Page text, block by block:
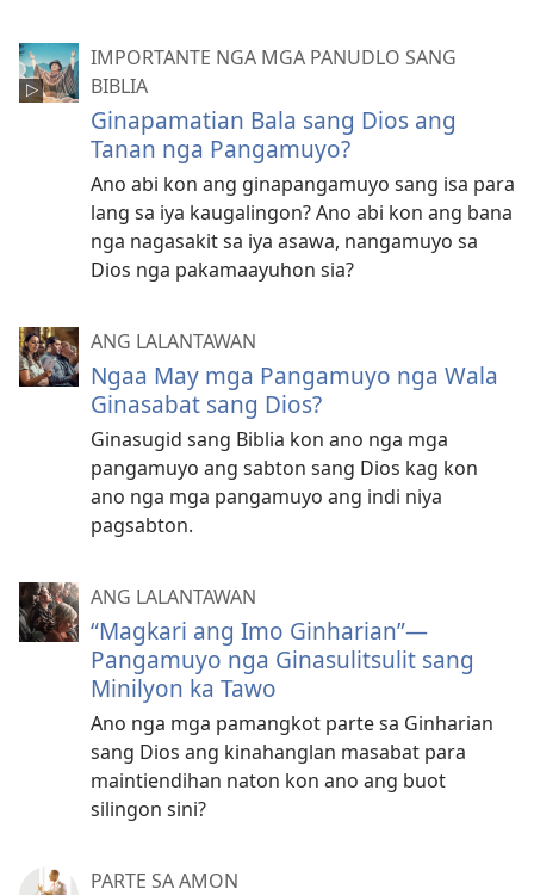
IMPORTANTE NGA MGA PANUDLO SANG
BIBLIA
Ginapamatian Bala sang Dios ang
Tanan nga Pangamuyo?
Ano abi kon ang ginapangamuyo sang isa para
lang sa iya kaugalingon? Ano abi kon ang bana
nga nagasakit sa iya asawa, nangamuyo sa
Dios nga pakamaayuhon sia?
ANG LALANTAWAN
Ngaa May mga Pangamuyo nga Wala
Ginasabat sang Dios?
Ginasugid sang Biblia kon ano nga mga
pangamuyo ang sabton sang Dios kag kon
ano nga mga pangamuyo ang indi niya
pagsabton.
ANG LALANTAWAN
“Magkari ang Imo Ginharian”—
Pangamuyo nga Ginasulitsulit sang
Minilyon ka Tawo
Ano nga mga pamangkot parte sa Ginharian
sang Dios ang kinahanglan masabat para
maintiendihan naton kon ano ang buot
silingon sini?
PARTE SA AMON